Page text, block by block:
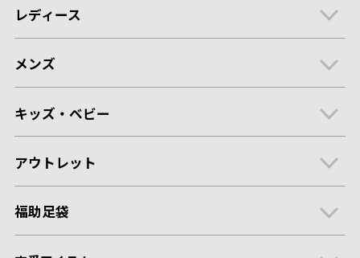
レディース
メンズ
キッズ・ベビー
アウトレット
福助足袋